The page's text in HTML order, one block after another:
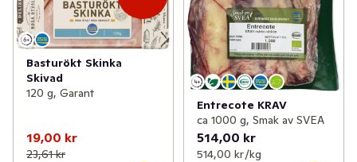
Basturökt Skinka
Skivad
120 g, Garant
19,00 kr
23,61 kr
Entrecote KRAV
ca 1000 g, Smak av SVEA
514,00 kr
514,00 kr /kg